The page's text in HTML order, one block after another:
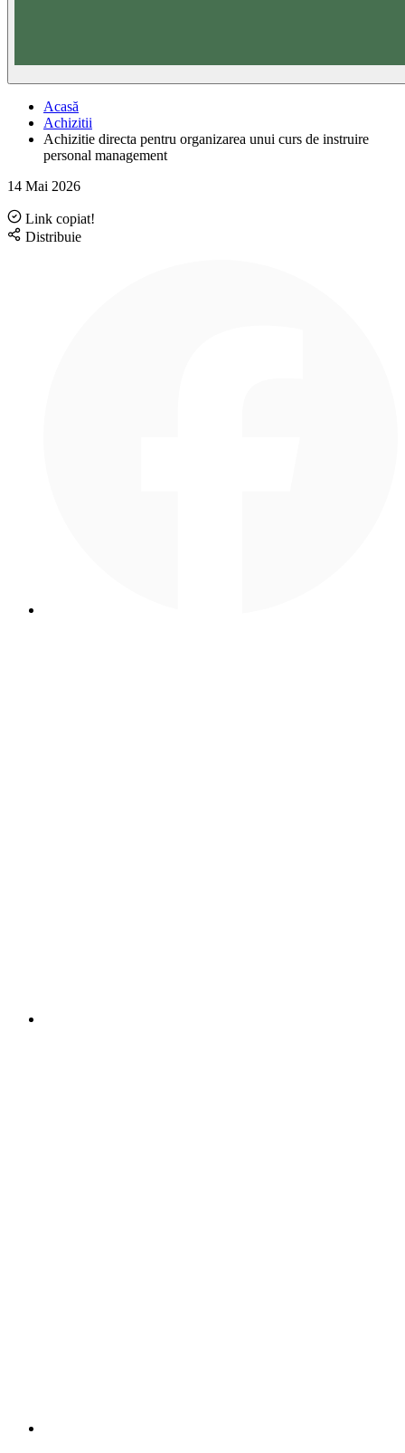
Acasă
Achizitii
Achizitie directa pentru organizarea unui curs de instruire
personal management
14 Mai 2026
Link copiat!
Distribuie